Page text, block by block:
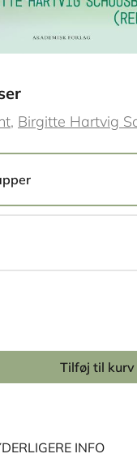
Birgitte Hartvig
Tilføj til kurv
INFO